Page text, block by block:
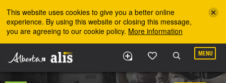
This website uses cookies to give you a better online
experience. By using this website or closing this message,
you are agreeing to our cookie policy. More information
MENU